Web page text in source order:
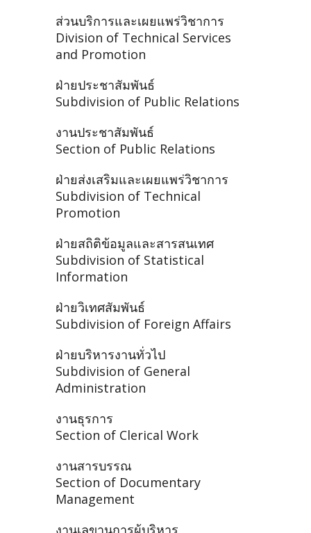
ส่วนบริการและเผยแพร่วิชาการ
Division of Technical Services
and Promotion
ฝ่ายประชาสัมพันธ์
Subdivision of Public Relations
งานประชาสัมพันธ์
Section of Public Relations
ฝ่ายส่งเสริมและเผยแพร่วิชาการ
Subdivision of Technical
Promotion
ฝ่ายสถิติข้อมูลและสารสนเทศ
Subdivision of Statistical
Information
ฝ่ายวิเทศสัมพันธ์
Subdivision of Foreign Affairs
ฝ่ายบริหารงานทั่วไป
Subdivision of General
Administration
งานธุรการ
Section of Clerical Work
งานสารบรรณ
Section of Documentary
Management